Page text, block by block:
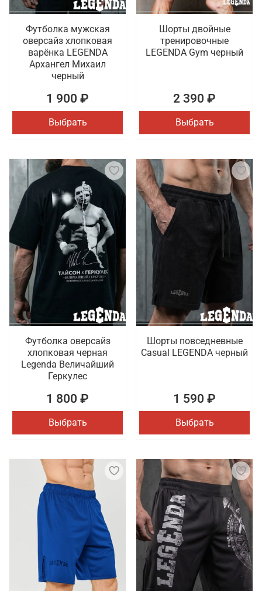
Футболка мужская
оверсайз хлопковая
варёнка LEGENDA
Архангел Михаил
черный
1 900 ₽
Выбрать
Шорты двойные
тренировочные
LEGENDA Gym черный
2 390 ₽
Выбрать
Футболка оверсайз
хлопковая черная
Legenda Величайший
Геркулес
1 800 ₽
Выбрать
Шорты повседневные
Casual LEGENDA черный
1 590 ₽
Выбрать